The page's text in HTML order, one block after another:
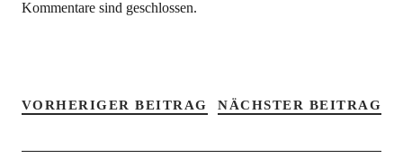
Kommentare sind geschlossen.
VORHERIGER BEITRAG NÄCHSTER BEITRAG